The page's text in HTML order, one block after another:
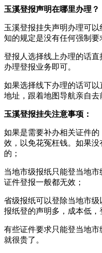
玉溪登报声明在哪里办理？
玉溪登报挂失声明办理可
知的规定是没有任何强制要
登报人选择线上办理的话
办理登报业务即可。
如果选择线下办理的话可
地址，跟着地图导航亲自去
玉溪登报挂失注意事项：
如果是需要补办相关证件
效，以免花冤枉钱。如果
的；
当地市级报纸只能登当地
证件登报一般都无效；
省级报纸可以登除当地市
报纸登的声明多，成本低，
有些证件要求只能登当地
就很贵了。